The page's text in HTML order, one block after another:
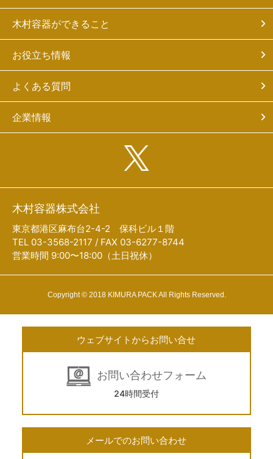
木村容器ができること
お役立ち情報
よくある質問
企業情報
木村容器株式会社
東京都港区麻布台2-4-2 保科ビル１階
TEL 03-3568-2117 / FAX 03-6277-8744
営業時間 9:00〜18:00（土日祝休）
Copyright © 2018 KIMURA PACK All Rights Reserved.
ウェブサイトからお問い合せ
お問い合わせフォーム
24時間受付
メールでのお問い合わせ